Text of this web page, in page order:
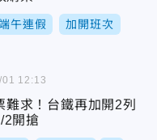
午連假 加開班次
難求！台鐵再加開2列
開搶
12:13